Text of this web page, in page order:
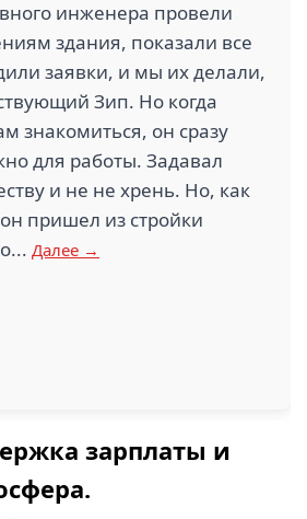
инженера провели
здания, показали все
заявки, и мы их делали,
Зип. Но когда
знакомиться, он сразу
для работы. Задавал
и не не хрень. Но, как
пришел из стройки
Далее →
зарплаты и